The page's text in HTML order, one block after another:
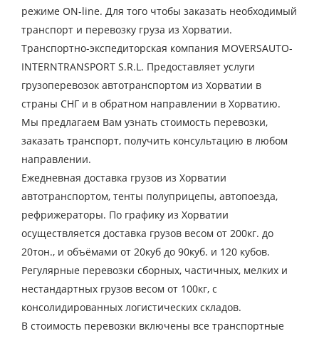
режиме ON-line. Для того чтобы заказать необходимый
транспорт и перевозку груза из Хорватии.
Транспортно-экспедиторская компания MOVERSAUTO-
INTERNTRANSPORT S.R.L. Предоставляет услуги
грузоперевозок автотранспортом из Хорватии в
страны СНГ и в обратном направлении в Хорватию.
Мы предлагаем Вам узнать стоимость перевозки,
заказать транспорт, получить консультацию в любом
направлении.
Ежедневная доставка грузов из Хорватии
автотранспортом, тенты полуприцепы, автопоезда,
рефрижераторы. По графику из Хорватии
осуществляется доставка грузов весом от 200кг. до
20тон., и объёмами от 20куб до 90куб. и 120 кубов.
Регулярные перевозки сборных, частичных, мелких и
нестандартных грузов весом от 100кг, с
консолидированных логистических складов.
В стоимость перевозки включены все транспортные
Узнать стоимость
перевозки
Страна загрузки